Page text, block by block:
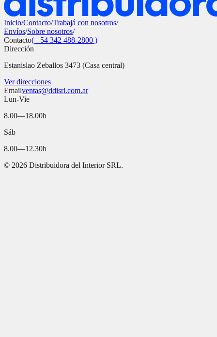
Inicio/Contacto/Trabajá con nosotros/
Envíos/Sobre nosotros/
Contacto( +54 342 488-2800 )
Dirección
Estanislao Zeballos 3473 (Casa central)
Ver direcciones
Emailventas@ddisrl.com.ar
Lun-Vie
8.00—18.00h
Sáb
8.00—12.30h
© 2026 Distribuidora del Interior SRL.